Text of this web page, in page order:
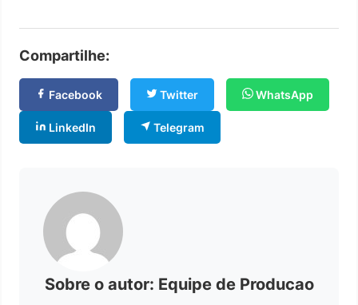
Compartilhe:
Facebook Twitter WhatsApp
LinkedIn Telegram
Sobre o autor: Equipe de Producao